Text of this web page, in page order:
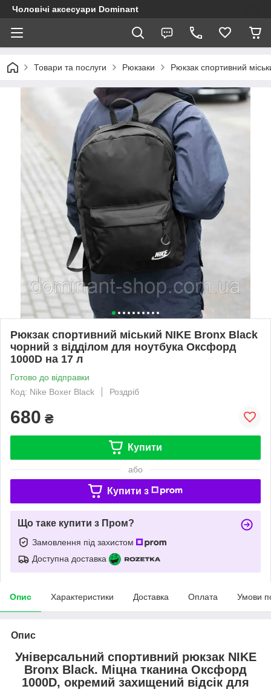
Чоловічі аксесуари Dominant
Товари та послуги Рюкзаки Рюкзак спортивний
Рюкзак спортивний міський NIKE Bronx Black
чорний з відділом для ноутбука Оксфорд
1000D на 17 л
Готово до відправки
Код: Nike Boxer Black
Роздріб
680 ₴
Купити
або
Купити з
Що таке купити з Пром?
Замовлення під захистом
Доступна доставка
Опис Характеристики Доставка Оплата Умови
Опис
Універсальний спортивний рюкзак NIKE
Bronx Black. Міцна тканина Оксфорд
1000D, окремий захищений відсік для